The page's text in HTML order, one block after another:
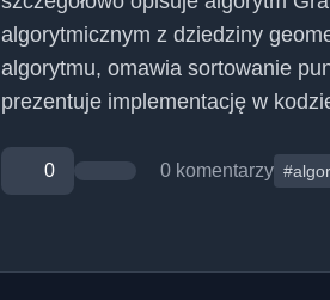
algorytmicznym z dziedziny
algorytmu, omawia sortowanie
prezentuje implementację w
0 0 komentarzy